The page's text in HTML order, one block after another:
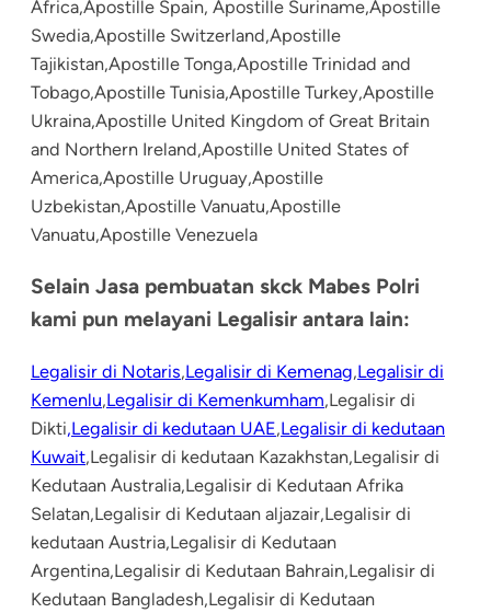
Africa,Apostille Spain, Apostille Suriname,Apostille
Swedia,Apostille Switzerland,Apostille
Tajikistan,Apostille Tonga,Apostille Trinidad and
Tobago,Apostille Tunisia,Apostille Turkey,Apostille
Ukraina,Apostille United Kingdom of Great Britain
and Northern Ireland,Apostille United States of
America,Apostille Uruguay,Apostille
Uzbekistan,Apostille Vanuatu,Apostille
Vanuatu,Apostille Venezuela
Selain Jasa pembuatan skck Mabes Polri
kami pun melayani Legalisir antara lain:
Legalisir di Notaris,Legalisir di Kemenag,Legalisir di
Kemenlu,Legalisir di Kemenkumham,Legalisir di
Dikti,Legalisir di kedutaan UAE,Legalisir di kedutaan
Kuwait,Legalisir di kedutaan Kazakhstan,Legalisir di
Kedutaan Australia,Legalisir di Kedutaan Afrika
Selatan,Legalisir di Kedutaan aljazair,Legalisir di
kedutaan Austria,Legalisir di Kedutaan
Argentina,Legalisir di Kedutaan Bahrain,Legalisir di
Kedutaan Bangladesh,Legalisir di Kedutaan